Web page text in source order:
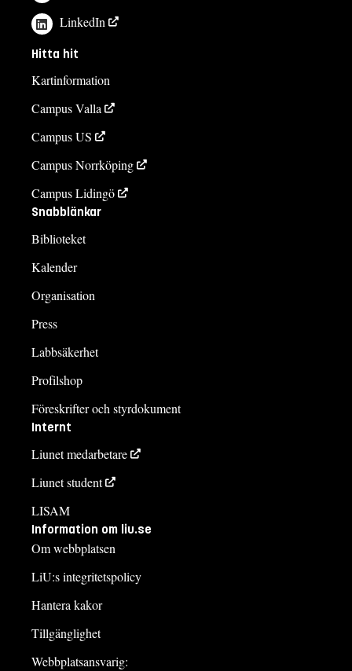
LinkedIn
Hitta hit
Kartinformation
Campus Valla
Campus US
Campus Norrköping
Campus Lidingö
Snabblänkar
Biblioteket
Kalender
Organisation
Press
Labbsäkerhet
Profilshop
Föreskrifter och styrdokument
Internt
Liunet medarbetare
Liunet student
LISAM
Information om liu.se
Om webbplatsen
LiU:s integritetspolicy
Hantera kakor
Tillgänglighet
Webbplatsansvarig: